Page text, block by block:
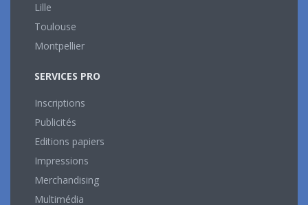
Lille
Toulouse
Montpellier
SERVICES PRO
Inscriptions
Publicités
Editions papiers
Impressions
Merchandising
Multimédia